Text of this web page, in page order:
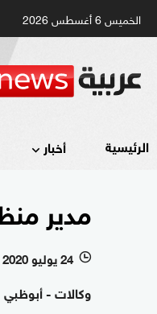
الخميس 6 أغسطس 2026
الرئيسية أخبار
مدير
l 24 يوليو 2020 - 07:43 بتوقيت أبوظبي
وكالات - أبوظبي